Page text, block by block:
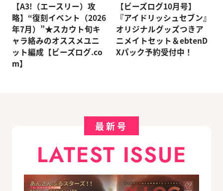
【A3!（エースリー）攻
略】“復刻イベント（2026
年7月）”★スカウト旬キ
ャラ絡みのオススメユニ
ット編成【ビーズログ.co
m】
【ビーズログ10月号】
『アイドリッシュセブン』
オリジナルグッズつきア
ニメイトセット＆ebtenD
Xパック予約受付中！
最新号
LATEST ISSUE